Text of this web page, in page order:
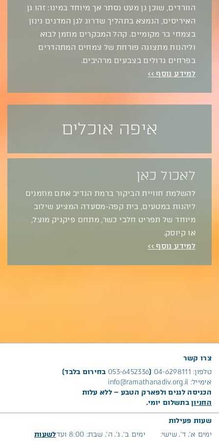
הוורדים, שוכן גן מעט נסתר אך מיוחד במינו: זהו גן
האיריסים, הנמצא בתהליך שדרוג לגן המדגים גינון
בצמחי בר מקומיים. קהל המבקרים מוזמן לבוא
וליהנות מתצוגה פורחת של צמחים המתהדרים
בפרחים גדולים בצבעים מרהיבים.
למידע נוסף >>
איפה אוכלים
לאכול כאן
להשלמת חוויית הביקור ברמת הנדיב אתם מוזמנים
ליהנות במטעים, בית קפה-מסעדה המציע שילוב
מיוחד של תפריט חלבי כשר, מתחם פיקניק מוצל,
או קיוסק.
למידע נוסף >>
צרו קשר
טלפון: 04-6298111
(
053-6452336 בחירום בלבד)
אימייל: info@ramathanadiv.org.il
הכניסה לגנים ולפארק הטבע – ללא עלות
החניוןבתשלום יומי.
שעות פעילות
ימים א׳, ד’, שישי:
ימים ב’, ג’, ה’, שבת: 8:00 ועדלשעות